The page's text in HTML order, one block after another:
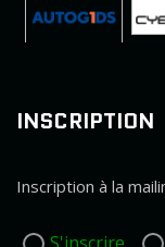
INSCRIPTION
Inscription à la